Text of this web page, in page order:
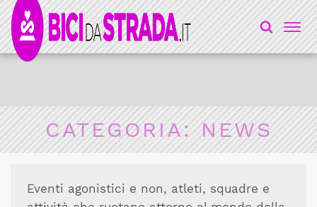
CATEGORIA:NEWS
Eventi agonistici e non, atleti, squadre e